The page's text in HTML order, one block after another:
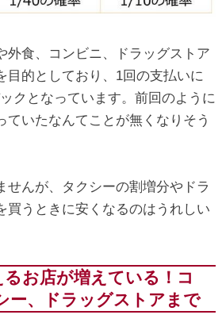
外食、コンビニ、ドラッグストア
目的としており、1回の支払いに
クとなっています。前回のように
ていたなんてことが無くなりそう
せんが、タクシーの割増分やドラ
買うときに安くなるのはうれしい
お店が増えている！コ
ー、ドラッグストアまで